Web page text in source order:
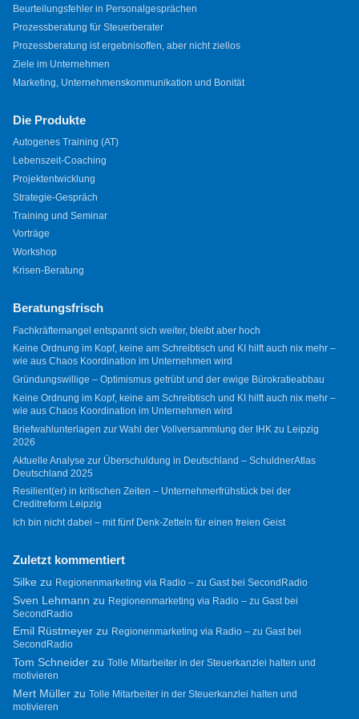
Beurteilungsfehler in Personalgesprächen
Prozessberatung für Steuerberater
Prozessberatung ist ergebnisoffen, aber nicht ziellos
Ziele im Unternehmen
Marketing, Unternehmenskommunikation und Bonität
Die Produkte
Autogenes Training (AT)
Lebenszeit-Coaching
Projektentwicklung
Strategie-Gespräch
Training und Seminar
Vorträge
Workshop
Krisen-Beratung
Beratungsfrisch
Fachkräftemangel entspannt sich weiter, bleibt aber hoch
Keine Ordnung im Kopf, keine am Schreibtisch und KI hilft auch nix mehr –
wie aus Chaos Koordination im Unternehmen wird
Gründungswillige – Optimismus getrübt und der ewige Bürokratieabbau
Keine Ordnung im Kopf, keine am Schreibtisch und KI hilft auch nix mehr –
wie aus Chaos Koordination im Unternehmen wird
Briefwahlunterlagen zur Wahl der Vollversammlung der IHK zu Leipzig
2026
Aktuelle Analyse zur Überschuldung in Deutschland – SchuldnerAtlas
Deutschland 2025
Resilient(er) in kritischen Zeiten – Unternehmerfrühstück bei der
Creditreform Leipzig
Ich bin nicht dabei – mit fünf Denk-Zetteln für einen freien Geist
Zuletzt kommentiert
Silkezu Regionenmarketing via Radio – zu Gast bei SecondRadio
Sven Lehmann zu Regionenmarketing via Radio – zu Gast bei
SecondRadio
Emil Rüstmeyerzu Regionenmarketing via Radio – zu Gast bei
SecondRadio
Tom Schneiderzu Tolle Mitarbeiter in der Steuerkanzlei halten und
motivieren
Mert Müllerzu Tolle Mitarbeiter in der Steuerkanzlei halten und
motivieren